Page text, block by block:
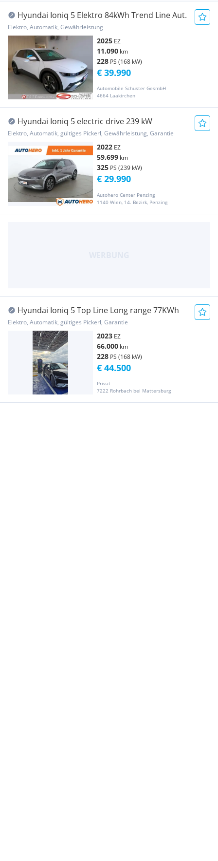
Hyundai Ioniq 5 Elektro 84kWh Trend Line Aut.
Elektro, Automatik, Gewährleistung
2025 EZ
11.090 km
228 PS (168 kW)
Automobile Schuster GesmbH
4664 Laakirchen
€ 39.990
Hyundai Ioniq 5 electric drive 239 kW
Elektro, Automatik, gültiges Pickerl, Gewährleistung, Garantie
2022 EZ
59.699 km
325 PS (239 kW)
Autohero Center Penzing
1140 Wien, 14. Bezirk, Penzing
€ 29.990
Hyundai Ioniq 5 Top Line Long range 77KWh
Elektro, Automatik, gültiges Pickerl, Garantie
2023 EZ
66.000 km
228 PS (168 kW)
Privat
7222 Rohrbach bei Mattersburg
€ 44.500